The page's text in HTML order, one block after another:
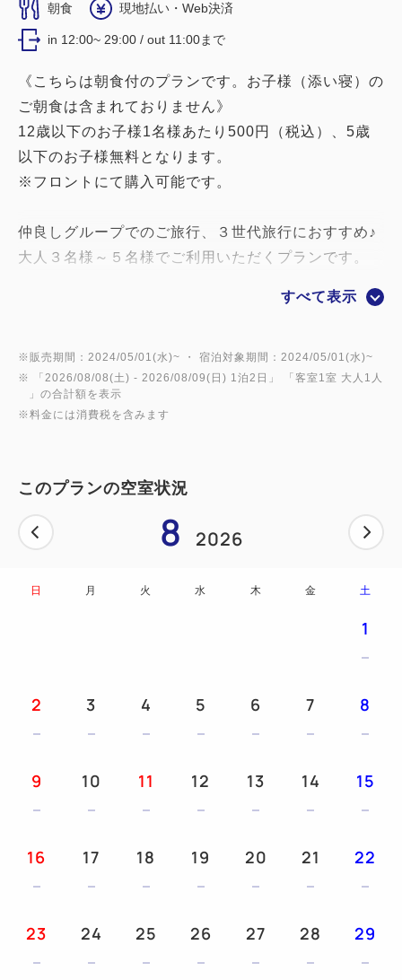
朝食 現地払い・Web決済
in 12:00~ 29:00 / out 11:00まで
《こちらは朝食付のプランです。お子様（添い寝）の
ご朝食は含まれておりません》
12歳以下のお子様1名様あたり500円（税込）、5歳
以下のお子様無料となります。
※フロントにて購入可能です。
仲良しグループでのご旅行、３世代旅行におすすめ♪
大人３名様～５名様でご利用いただくプランです。
※大人４名、５名の場合は添い寝となります。
※エキストラベッドにはお子様の添い寝はできませ
ん。
※添い寝のお子様のアメニティ（枕・パジャマ・ハブ
※スリッパ（小人用）はフロントにて無料で貸出しい
■平面駐車場無料 100台以上駐車可 ※大型車一部
■ベッド3台 150cm*2台 90cm*1台
■全室インターネット接続無料 有線LAN＋Wi-Fi完
■18歳以下添寝無料
すべて表示
※販売期間：2024/05/01(水)~ ・ 宿泊対象期間：2024/05/01(水)~
※ 「 2026/08/08(土) - 2026/08/09(日) 1泊2日 」 「客室1室 大人1人
」の合計額を表示
※料金には消費税を含みます
このプランの空室状況
8 2026
日 月 火 水 木 金 土
1
2 3 4 5 6 7 8
9 10 11 12 13 14 15
16 17 18 19 20 21 22
23 24 25 26 27 28 29